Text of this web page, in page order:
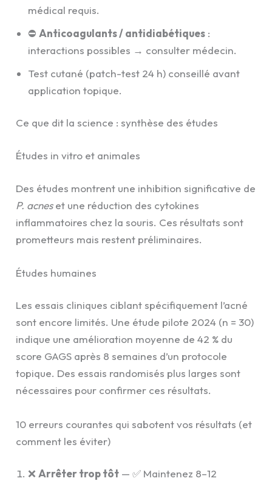
médical requis.
⛔ Anticoagulants / antidiabétiques :
interactions possibles → consulter médecin.
Test cutané (patch-test 24 h) conseillé avant
application topique.
Ce que dit la science : synthèse des études
Études in vitro et animales
Des études montrent une inhibition significative de
P. acneset une réduction des cytokines
inflammatoires chez la souris. Ces résultats sont
prometteurs mais restent préliminaires.
Études humaines
Les essais cliniques ciblant spécifiquement l’acné
sont encore limités. Une étude pilote 2024 (n = 30)
indique une amélioration moyenne de 42 % du
score GAGS après 8 semaines d’un protocole
topique. Des essais randomisés plus larges sont
nécessaires pour confirmer ces résultats.
10 erreurs courantes qui sabotent vos résultats (et
comment les éviter)
❌Arrêter trop tôt — ✅ Maintenez 8–12